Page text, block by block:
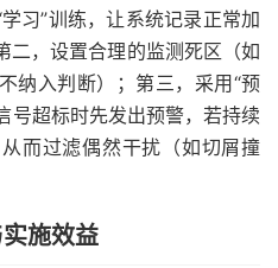
习”训练，让系统记录正常加
二，设置合理的监测死区（如
纳入判断）；第三，采用“预
超标时先发出预警，若持续
而过滤偶然干扰（如切屑撞
施效益